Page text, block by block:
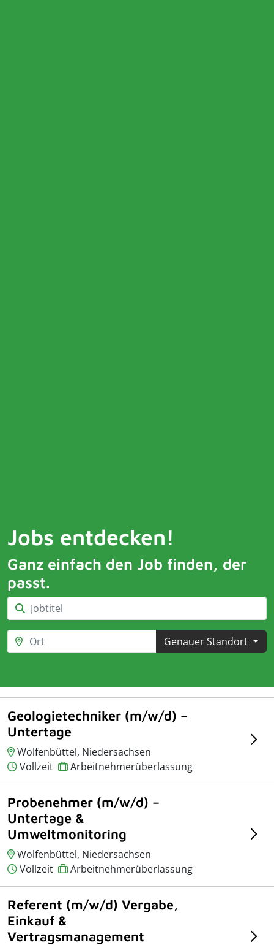
Jobs entdecken!
Ganz einfach den Job finden, der
passt.
Genauer Standort
Geologietechniker (m/w/d) –
Untertage
Wolfenbüttel, Niedersachsen
Vollzeit
Arbeitnehmerüberlassung
Probenehmer (m/w/d) –
Untertage &
Umweltmonitoring
Wolfenbüttel, Niedersachsen
Vollzeit
Arbeitnehmerüberlassung
Referent (m/w/d) Vergabe,
Einkauf &
Vertragsmanagement